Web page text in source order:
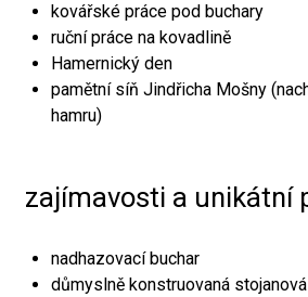
kovářské práce pod buchary
ruční práce na kovadlině
Hamernický den
pamětní síň Jindřicha Mošny
hamru)
zajímavosti a unikátní
nadhazovací buchar
důmyslně konstruovaná